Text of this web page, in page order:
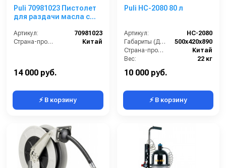
Puli 70981023 Пистолет
для раздачи масла с
счетчиком
Артикул:
70981023
Страна-производитель:
Китай
14 000 руб.
⚡ В корзину
Puli HC-2080 80 л
Артикул:
НС-2080
Габариты (ДхШхВ):
500х420х890
Страна-производитель:
Китай
Вес:
22 кг
10 000 руб.
⚡ В корзину